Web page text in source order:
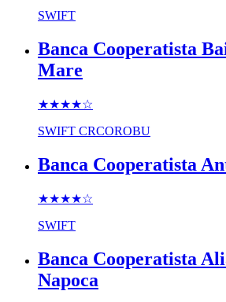
SWIFT
Banca Cooperatista
Mare
★★★★☆
SWIFT CRCOROBU
Banca Cooperatista
★★★★☆
SWIFT
Banca Cooperatista
Napoca